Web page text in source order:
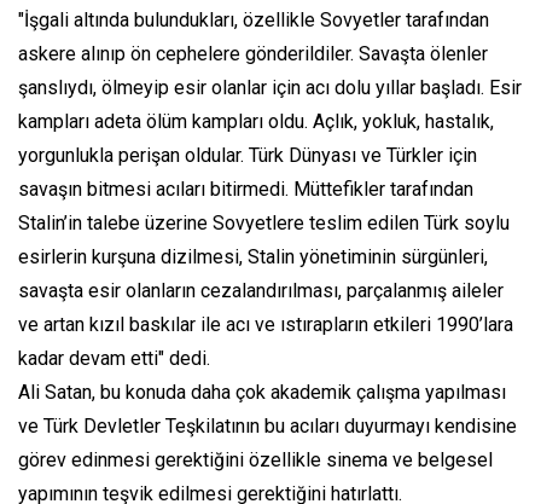
"İşgali altında bulundukları, özellikle Sovyetler tarafından
askere alınıp ön cephelere gönderildiler. Savaşta ölenler
şanslıydı, ölmeyip esir olanlar için acı dolu yıllar başladı. Esir
kampları adeta ölüm kampları oldu. Açlık, yokluk, hastalık,
yorgunlukla perişan oldular. Türk Dünyası ve Türkler için
savaşın bitmesi acıları bitirmedi. Müttefikler tarafından
Stalin’in talebe üzerine Sovyetlere teslim edilen Türk soylu
esirlerin kurşuna dizilmesi, Stalin yönetiminin sürgünleri,
savaşta esir olanların cezalandırılması, parçalanmış aileler
ve artan kızıl baskılar ile acı ve ıstırapların etkileri 1990’lara
kadar devam etti" dedi.
Ali Satan, bu konuda daha çok akademik çalışma yapılması
ve Türk Devletler Teşkilatının bu acıları duyurmayı kendisine
görev edinmesi gerektiğini özellikle sinema ve belgesel
yapımının teşvik edilmesi gerektiğini hatırlattı.